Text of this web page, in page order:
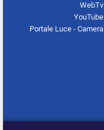
WebTv
YouTube
Portale Luce - Camera